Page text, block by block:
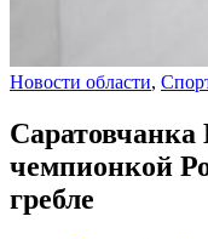
Новости области,
чемпионкой
гребле